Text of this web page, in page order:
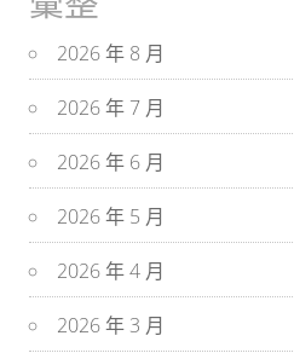
2026 年 8 月
2026 年 7 月
2026 年 6 月
2026 年 5 月
2026 年 4 月
2026 年 3 月